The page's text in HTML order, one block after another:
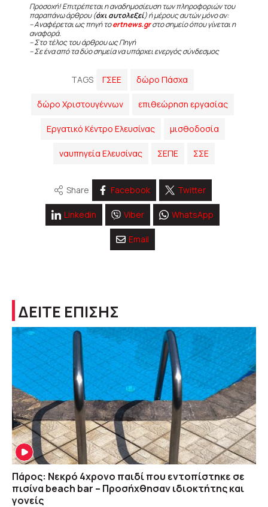
Προσοχή! Επιτρέπεται η αναδημοσίευση των πληροφοριών του
παραπάνω άρθρου (όχι αυτολεξεί) ή μέρους αυτών μόνο αν:
– Αναφέρεται ως πηγή τοertnews.grστο σημείο όπου γίνεται η
αναφορά.
– Στο τέλος του άρθρου ως Πηγή
– Σε ένα από τα δύο σημεία να υπάρχει ενεργός σύνδεσμος
TAGS ΓΣΕΕ δώρο Πάσχα
δώρο Χριστουγέννων επιθεώρηση εργασίας
Εργατικό Κέντρο Ελευσίνας μισθοδοσία
ναυπηγεία Ελευσίνας ΣΕΠΕ ΣΣΕ
Share Facebook Twitter
Linkedin Viber WhatsApp
Email
ΔΕΙΤΕ ΕΠΙΣΗΣ
Πάρος: Νεκρό 4χρονο παιδί που εντοπίστηκε σε
πισίνα beach bar – Προσήχθησαν ιδιοκτήτης και
γονείς